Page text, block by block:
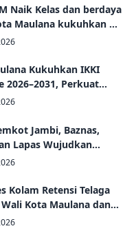
Naik Kelas dan berdaya
Binaan
Kukuhkan IKKI
2026–2031, Perkuat
dan Kolaborasi dalam
Jambi, Baznas,
Lapas Wujudkan
Huni bagi Warga Kurang
Kolam Retensi Telaga
Kota Maulana dan
RI Optimistis Kota Jambi
Bebas Banjir